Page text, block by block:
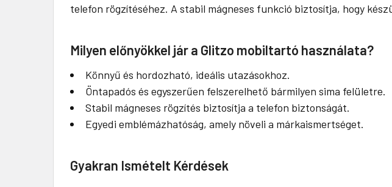
telefon rögzítéséhez. A stabil mágneses funkció biztosítja, hogy
Milyen előnyökkel jár a Glitzo mobiltartó használata?
Könnyű és hordozható, ideális utazásokhoz.
Öntapadós és egyszerűen felszerelhető bármilyen sima felületre.
Stabil mágneses rögzítés biztosítja a telefon biztonságát.
Egyedi emblémázhatóság, amely növeli a márkaismertséget.
Gyakran Ismételt Kérdések